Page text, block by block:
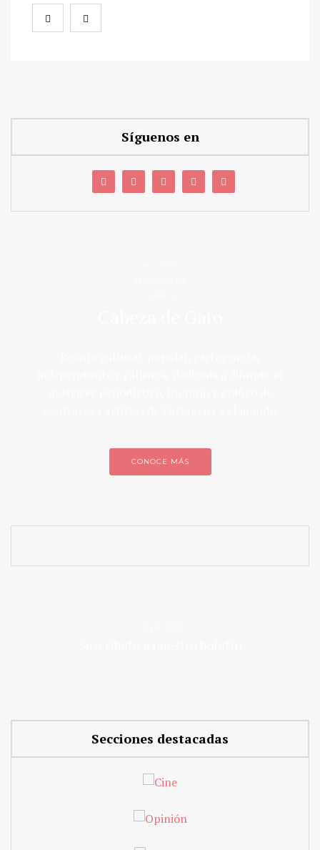
Síguenos en
CONOCE MÁS
Secciones destacadas